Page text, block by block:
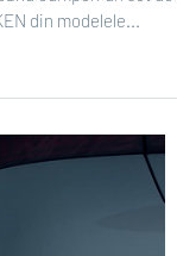
cumperi un set de 4
din modelele...